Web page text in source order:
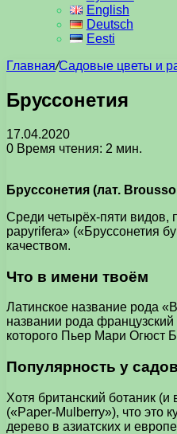
English
Deutsch
Eesti
Главная/Садовые цветы и
Бруссонетия
17.04.2020
0 Время чтения: 2 мин.
Бруссонетия (лат.
Среди четырёх-пяти видов,
papyrifera» («Бруссонетия
качеством.
Что в имени твоём
Латинское название рода
названии рода
которого Пьер Мари Огюст
Популярность у
Хотя британский ботаник
(«Paper-Mulberry»), что это
дерево в азиатских и